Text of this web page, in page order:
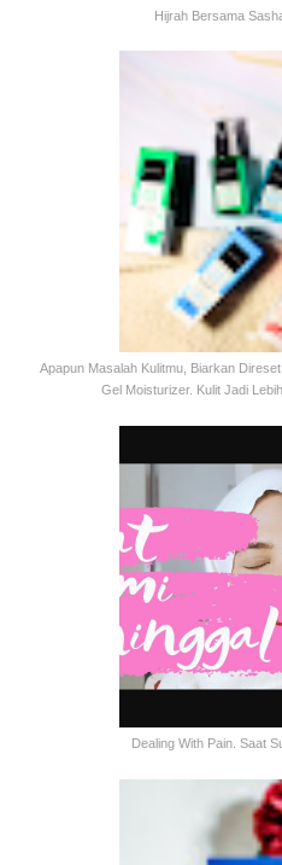
Hijrah Bersama
Apapun Masalah Kulitmu, Biarkan
Gel Moisturizer. Kulit Jadi
Dealing With Pain. Saat